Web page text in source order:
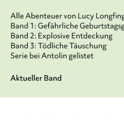
Alle Abenteuer von Lucy
Band 1: Gefährliche
Band 2: Explosive Entdeckung
Band 3: Tödliche Täuschung
Serie bei Antolin gelistet
Aktueller Band